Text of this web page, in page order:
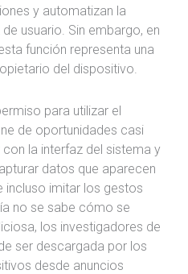
y automatizan la
usuario. Sin embargo, en
función representa una
del dispositivo.
para utilizar el
de oportunidades casi
la interfaz del sistema y
datos que aparecen
incluso imitar los gestos
no se sabe cómo se
los investigadores de
ser descargada por los
desde anuncios